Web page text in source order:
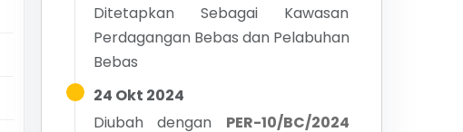
Ditetapkan Sebagai Kawasan
Perdagangan Bebas dan Pelabuhan
Bebas
24 Okt 2024
Diubah dengan
PER-10/BC/2024